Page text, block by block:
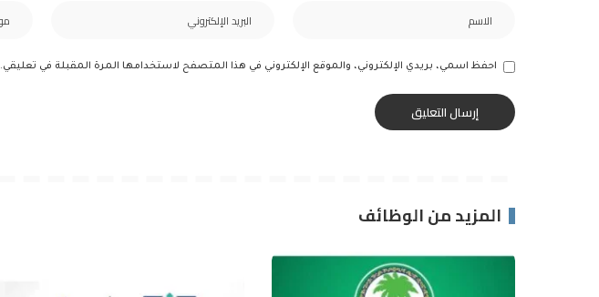
احفظ اسمي، بريدي الإلكتروني، والموقع الإلكتروني في هذا المتصفح لاستخدامها المرة المقبلة في تعليقي.
المزيد من الوظائف